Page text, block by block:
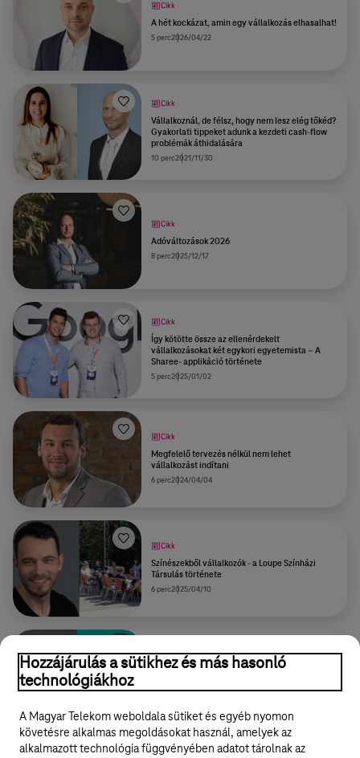
Cikk
A hét kockázat, amin egy vállalkozás elhasalhat!
5 perc2026/04/22
Cikk
Vállalkoznál, de félsz, hogy nem lesz elég tőkéd?
Gyakorlati tippeket adunk a kezdeti cash-flow
problémák áthidalására
10 perc2021/11/30
Cikk
Adóváltozások 2026
8 perc2025/12/17
Cikk
Így kötötte össze az ellenérdekelt
vállalkozásokat két egykori egyetemista – A
Sharee- applikáció története
5 perc2025/01/02
Cikk
Megfelelő tervezés nélkül nem lehet
vállalkozást indítani
6 perc2024/04/04
Cikk
Színészekből vállalkozók - a Loupe Színházi
Társulás története
6 perc2025/04/10
Cikk
Hozzájárulás a sütikhez és más hasonló
technológiákhoz
A Magyar Telekom weboldala sütiket és egyéb nyomon
követésre alkalmas megoldásokat használ, amelyek az
alkalmazott technológia függvényében adatot tárolnak az